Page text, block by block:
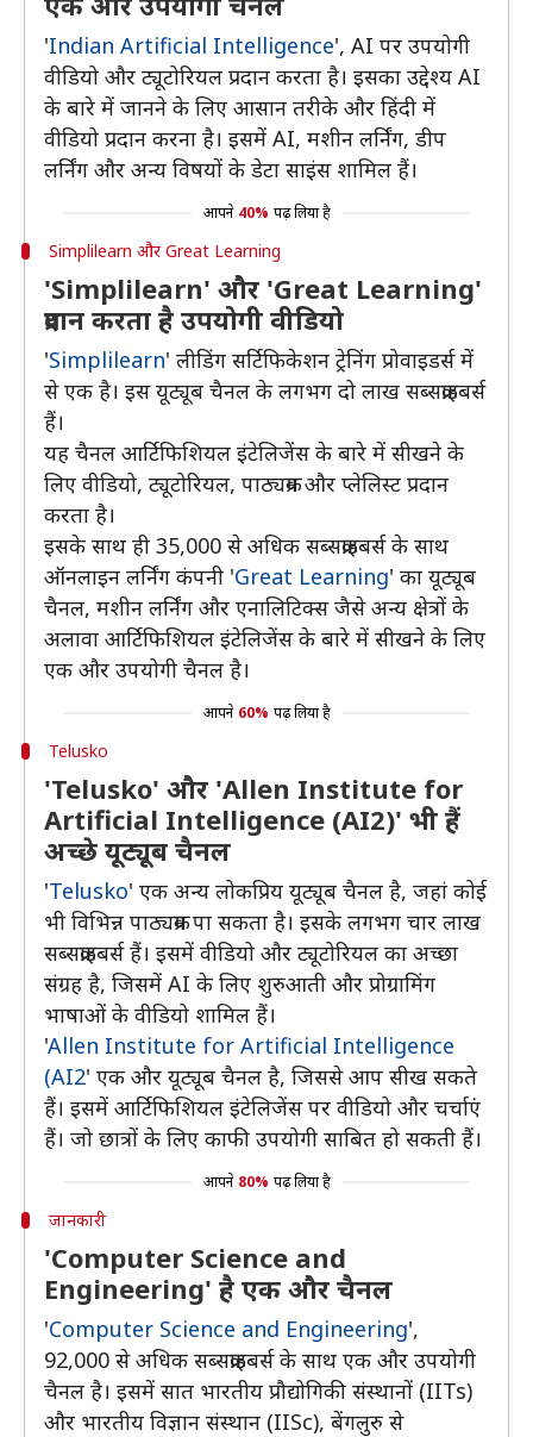
'Indian Artificial Intelligence', AI पर उपयोगी
वीडियो और ट्यूटोरियल प्रदान करता है। इसका उद्देश्य AI
के बारे में जानने के लिए आसान तरीके और हिंदी में
वीडियो प्रदान करना है। इसमें AI, मशीन लर्निंग, डीप
लर्निंग और अन्य विषयों के डेटा साइंस शामिल हैं।
आपने 40% पढ़ लिया है
Simplilearn और Great Learning
'Simplilearn' और 'Great Learning'
प्रदान करता है उपयोगी वीडियो
'Simplilearn' लीडिंग सर्टिफिकेशन ट्रेनिंग प्रोवाइडर्स में
से एक है। इस यूट्यूब चैनल के लगभग दो लाख सब्सक्राइबर्स
हैं।
यह चैनल आर्टिफिशियल इंटेलिजेंस के बारे में सीखने के
लिए वीडियो, ट्यूटोरियल, पाठ्यक्रम और प्लेलिस्ट प्रदान
करता है।
इसके साथ ही 35,000 से अधिक सब्सक्राइबर्स के साथ
ऑनलाइन लर्निंग कंपनी 'Great Learning' का यूट्यूब
चैनल, मशीन लर्निंग और एनालिटिक्स जैसे अन्य क्षेत्रों के
अलावा आर्टिफिशियल इंटेलिजेंस के बारे में सीखने के लिए
एक और उपयोगी चैनल है।
आपने 60% पढ़ लिया है
Telusko
'Telusko' और 'Allen Institute for
Artificial Intelligence (AI2)' भी हैं
अच्छे यूट्यूब चैनल
'Telusko' एक अन्य लोकप्रिय यूट्यूब चैनल है, जहां कोई
भी विभिन्न पाठ्यक्रम पा सकता है। इसके लगभग चार लाख
सब्सक्राइबर्स हैं। इसमें वीडियो और ट्यूटोरियल का अच्छा
संग्रह है, जिसमें AI के लिए शुरुआती और प्रोग्रामिंग
भाषाओं के वीडियो शामिल हैं।
'Allen Institute for Artificial Intelligence
(AI2' एक और यूट्यूब चैनल है, जिससे आप सीख सकते
हैं। इसमें आर्टिफिशियल इंटेलिजेंस पर वीडियो और चर्चाएं
हैं। जो छात्रों के लिए काफी उपयोगी साबित हो सकती हैं।
आपने 80% पढ़ लिया है
जानकारी
'Computer Science and
Engineering' है एक और चैनल
'Computer Science and Engineering',
92,000 से अधिक सब्सक्राइबर्स के साथ एक और उपयोगी
चैनल है। इसमें सात भारतीय प्रौद्योगिकी संस्थानों (IITs)
और भारतीय विज्ञान संस्थान (IISc), बेंगलुरु से